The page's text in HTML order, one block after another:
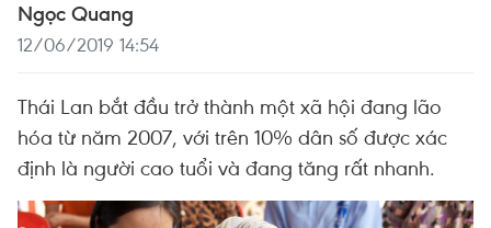
Ngọc Quang
12/06/2019 14:54
Thái Lan bắt đầu trở thành một xã hội đang lão
hóa từ năm 2007, với trên 10% dân số được xác
định là người cao tuổi và đang tăng rất nhanh.